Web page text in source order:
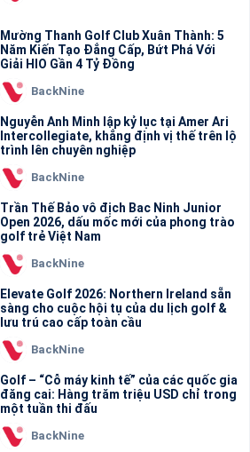
Mường Thanh Golf Club Xuân Thành: 5
Năm Kiến Tạo Đẳng Cấp, Bứt Phá Với
Giải HIO Gần 4 Tỷ Đồng
BackNine
Nguyễn Anh Minh lập kỷ lục tại Amer Ari
Intercollegiate, khẳng định vị thế trên lộ
trình lên chuyên nghiệp
BackNine
Trần Thế Bảo vô địch Bac Ninh Junior
Open 2026, dấu mốc mới của phong trào
golf trẻ Việt Nam
BackNine
Elevate Golf 2026: Northern Ireland sẵn
sàng cho cuộc hội tụ của du lịch golf &
lưu trú cao cấp toàn cầu
BackNine
Golf – “Cỗ máy kinh tế” của các quốc gia
đăng cai: Hàng trăm triệu USD chỉ trong
một tuần thi đấu
BackNine